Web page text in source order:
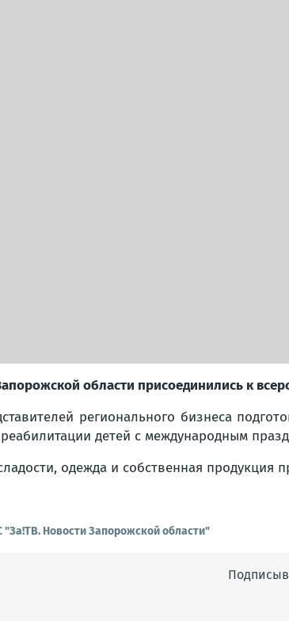
области присоединились к
регионального бизнеса
детей с международным
одежда и собственная
Новости Запорожской области"